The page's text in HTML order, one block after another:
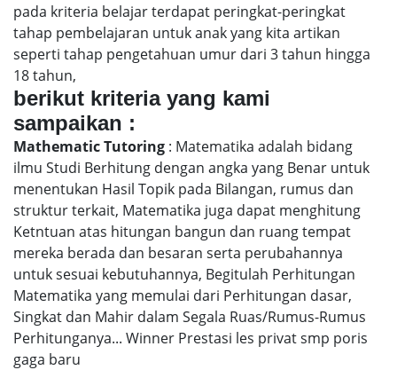
pada kriteria belajar terdapat peringkat-peringkat
tahap pembelajaran untuk anak yang kita artikan
seperti tahap pengetahuan umur dari 3 tahun hingga
18 tahun,
berikut kriteria yang kami
sampaikan :
Mathematic Tutoring : Matematika adalah bidang
ilmu Studi Berhitung dengan angka yang Benar untuk
menentukan Hasil Topik pada Bilangan, rumus dan
struktur terkait, Matematika juga dapat menghitung
Ketntuan atas hitungan bangun dan ruang tempat
mereka berada dan besaran serta perubahannya
untuk sesuai kebutuhannya, Begitulah Perhitungan
Matematika yang memulai dari Perhitungan dasar,
Singkat dan Mahir dalam Segala Ruas/Rumus-Rumus
Perhitunganya... Winner Prestasi les privat smp poris
gaga baru